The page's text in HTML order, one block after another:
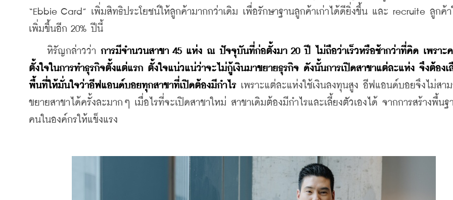
“Ebbie Card” เพิ่มสิทธิประโยชน์ให้ลูกค้ามากกว่าเดิม เพื่อรักษาฐานลูกค้าเก่าได้ดียิ่งขึ้น และ recruite ลูกค้า
เพิ่มขึ้นอีก 20% ปีนี้
หิรัญกล่าวว่า การมีจำนวนสาขา 45 แห่ง ณ ปัจจุบันที่ก่อตั้งมา 20 ปี ไม่ถือว่าเร็วหรือช้ากว่าที่คิด เพราะ
ตั้งใจในการทำธุรกิจตั้งแต่แรก ตั้งใจแน่วแน่ว่าจะไม่กู้เงินมาขยายธุรกิจ ดังนั้นการเปิดสาขาแต่ละแห่ง จึงต้องเ
พื้นที่ให้มั่นใจว่าอีฟแอนด์บอยทุกสาขาที่เปิดต้องมีกำไร เพราะแต่ละแห่งใช้เงินลงทุนสูง อีฟแอนด์บอยจึงไม่สาม
ขยายสาขาได้ครั้งละมากๆ เมื่อไรที่จะเปิดสาขาใหม่ สาขาเดิมต้องมีกำไรและเลี้ยงตัวเองได้ จากการสร้างพื้นฐ
คนในองค์กรให้แข็งแรง